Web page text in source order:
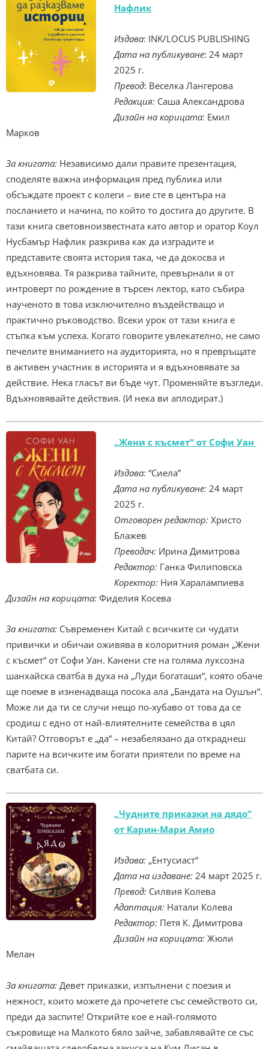
Нафлик
Издава: INK/LOCUS PUBLISHING
Дата на публикуване: 24 март
2025 г.
Превод: Веселка Лангерова
Редакция: Саша Александрова
Дизайн на корицата: Емил
Марков
За книгата: Независимо дали правите презентация,
споделяте важна информация пред публика или
обсъждате проект с колеги – вие сте в центъра на
посланието и начина, по който то достига до другите. В
тази книга световноизвестната като автор и оратор Коул
Нусбамър Нафлик разкрива как да изградите и
представите своята история така, че да докосва и
вдъхновява. Тя разкрива тайните, превърнали я от
интроверт по рождение в търсен лектор, като събира
наученото в това изключително въздействащо и
практично ръководство. Всеки урок от тази книга е
стъпка към успеха. Когато говорите увлекателно, не само
печелите вниманието на аудиторията, но я превръщате
в активен участник в историята и я вдъхновявате за
действие. Нека гласът ви бъде чут. Променяйте възгледи.
Вдъхновявайте действия. (И нека ви аплодират.)
„Жени с късмет“ от Софи Уан
Издава: “Сиела”
Дата на публикуване: 24 март
2025 г.
Отговорен редактор: Христо
Блажев
Преводач: Ирина Димитрова
Редактор: Ганка Филиповска
Коректор: Ния Харалампиева
Дизайн на корицата: Фиделия Косева
За книгата: Съвременен Китай с всичките си чудати
привички и обичаи оживява в колоритния роман „Жени
с късмет“ от Сoфи Уан. Канени сте на голямa луксозна
шанхайска сватба в духа на „Луди богаташи“, която обаче
ще поеме в изненадваща посока ала „Бандата на Оушън“.
Може ли да ти се случи нещо по-хубаво от това да се
сродиш с едно от най-влиятелните семейства в цял
Китай? Отговорът е „да“ – незабелязано да откраднеш
парите на всичките им богати приятели по време на
сватбата си.
„Чудните приказки на дядо“
от Карин-Мари Амио
Издава: „Ентусиаст“
Дата на издаване: 24 март 2025 г.
Превод: Силвия Колева
Адаптация: Натали Колева
Редактор: Петя К. Димитрова
Дизайн на корицата: Жюли
Мелан
За книгата: Девет приказки, изпълнени с поезия и
нежност, които можете да прочетете със семейството си,
преди да заспите! Открийте кое е най-голямото
съкровище на Малкото бяло зайче, забавлявайте се със